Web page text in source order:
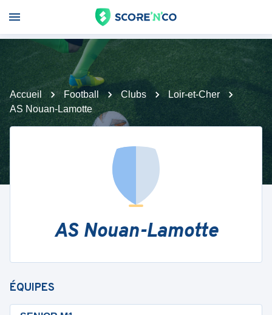
Accueil Football Clubs
Loir-et-Cher
AS Nouan-Lamotte
AS Nouan-Lamotte
ÉQUIPES